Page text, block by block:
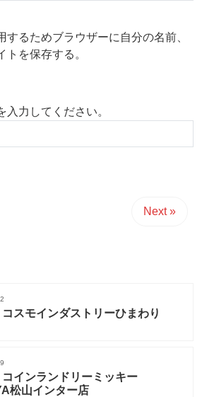
するためブラウザーに自分の名前、
トを保存する。
入力してください。
Next »
コスモインダストリーひまわり
コインランドリーミッキー
松山インター店